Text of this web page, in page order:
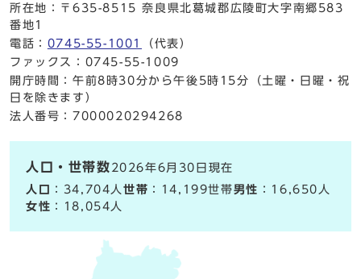
所在地：〒635-8515 奈良県北葛城郡広陵町大字南郷583
番地1
電話： 0745-55-1001
（代表）
ファックス：0745-55-1009
開庁時間：午前8時30分から午後5時15分（土曜・日曜・祝
日を除きます）
法人番号：7000020294268
人口・世帯数 2026年6月30日現在
人口
：34,704人世帯 ：14,199世帯男性 ：16,650人
女性 ：18,054人